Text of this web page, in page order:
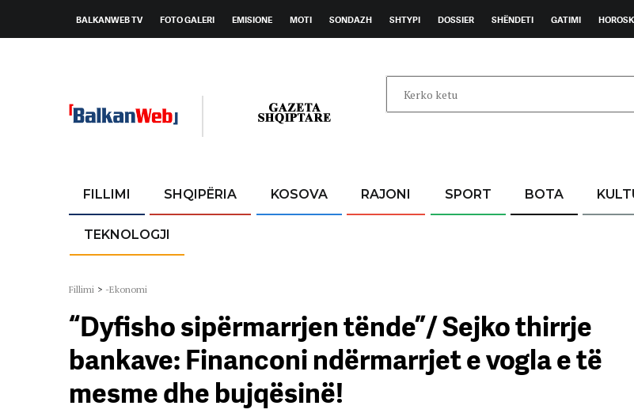
BALKANWEB TV FOTO GALERI EMISIONE MOTI SONDAZH SHTYPI DOSSIER SHËNDETI GATIMI
FILLIMI SHQIPËRIA KOSOVA RAJONI SPORT BOTA
TEKNOLOGJI
Fillimi > -Ekonomi
“Dyfisho sipërmarrjen tënde”/ Sejko thirrje
bankave: Financoni ndërmarrjet e vogla e të
mesme dhe bujqësinë!